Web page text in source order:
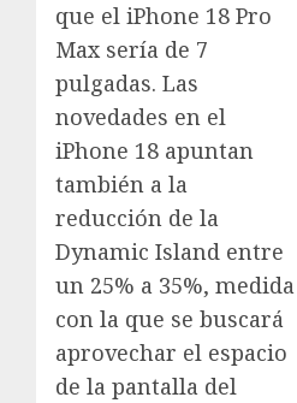
que el iPhone 18 Pro
Max sería de 7
pulgadas. Las
novedades en el
iPhone 18 apuntan
también a la
reducción de la
Dynamic Island entre
un 25% a 35%, medida
con la que se buscará
aprovechar el espacio
de la pantalla del